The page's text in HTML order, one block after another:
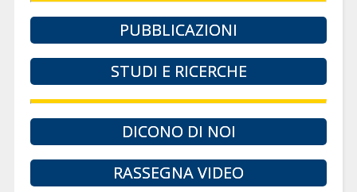
PUBBLICAZIONI
STUDI E RICERCHE
DICONO DI NOI
RASSEGNA VIDEO